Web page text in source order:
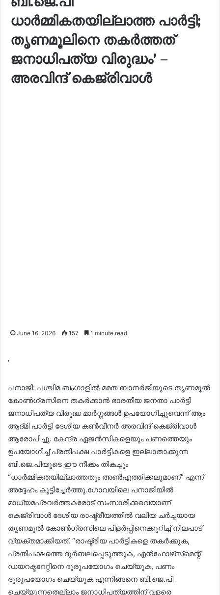
ധാർമ്മികതയില്ലാത്ത പാർട്ടി;
തൃണമൂലിനെ തകർത്തത്
ജനാധിപത്യ വിരുദ്ധം’ –
അരവിന്ദ് കെജ്രിവാൾ
June 16, 2026 157 1 minute read
‘
പനാജി: പശ്ചിമ ബംഗാളിൽ മമത ബാനർജിയുടെ തൃണമൂൽ
കോൺഗ്രസിനെ തകർക്കാൻ ഭാരതീയ ജനതാ പാർട്ടി
ജനാധിപത്യ വിരുദ്ധ മാർഗ്ഗങ്ങൾ ഉപയോഗിച്ചുവെന്ന് ആം
ആദ്മി പാർട്ടി ദേശീയ കൺവീനർ അരവിന്ദ് കെജ്‌രിവാൾ
ആരോപിച്ചു. കേന്ദ്ര ഏജൻസികളെയും പണത്തെയും
ഉപയോഗിച്ച് പ്രതിപക്ഷ പാർട്ടികളെ ഇല്ലാതാക്കുന്ന
ബി.ജെ.പിയുടെ ഈ നീക്കം തികച്ചും
“ധാർമ്മികതയില്ലാത്തതും അൺഎത്തിക്കലുമാണ്” എന്ന്
അദ്ദേഹം കൂട്ടിച്ചേർത്തു.ഗോവയിലെ പനാജിയിൽ
മാധ്യമപ്രവർത്തകരോട് സംസാരിക്കവെയാണ്
കെജ്‌രിവാൾ ദേശീയ രാഷ്ട്രീയത്തിൽ വലിയ ചർച്ചയായ
തൃണമൂൽ കോൺഗ്രസിലെ പിളർപ്പിനെക്കുറിച്ച് നിലപാട്
വ്യക്തമാക്കിയത്. “രാഷ്ട്രീയ പാർട്ടികളെ തകർക്കുക,
പ്രതിപക്ഷത്തെ ദുർബലപ്പെടുത്തുക, എൻഫോഴ്‌സ്‌മെന്റ്
ഡയറക്ടറേറ്റിനെ ദുരുപയോഗം ചെയ്യുക, പണം
ദുരുപയോഗം ചെയ്യുക എന്നിങ്ങനെ ബി.ജെ.പി
ചെയ്യുന്നതെല്ലാം ജനാധിപത്യത്തിന് വളരെ